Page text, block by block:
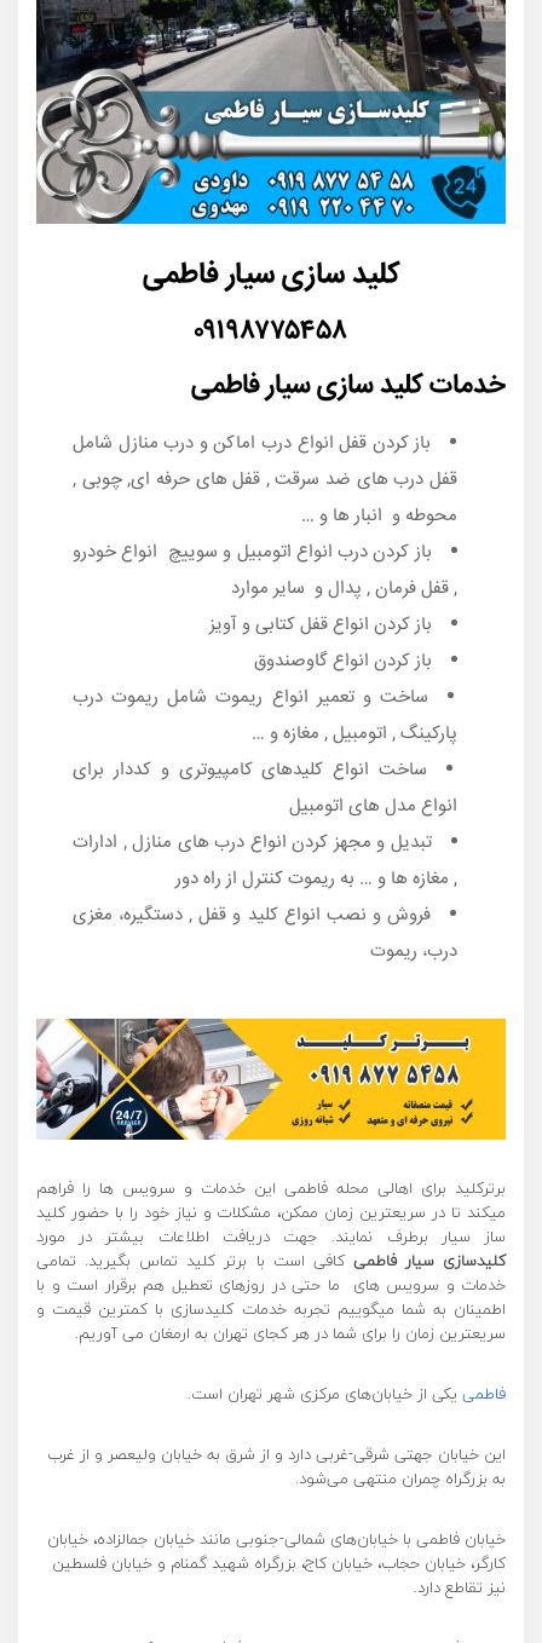
کلید سازی سیار فاطمی
۰۹۱۹۸۷۷۵۴۵۸
خدمات کلید سازی سیار فاطمی
باز کردن قفل انواع درب اماکن و درب منازل شامل
قفل درب های ضد سرقت , قفل های حرفه ای, چوبی ,
محوطه و انبار ها و …
باز کردن درب انواع اتومبیل و سوییچ انواع خودرو
, قفل فرمان , پدال و سایر موارد
باز کردن انواع قفل کتابی و آویز
باز کردن انواع گاوصندوق
ساخت و تعمیر انواع ریموت شامل ریموت درب
پارکینگ , اتومبیل , مغازه و …
ساخت انواع کلیدهای کامپیوتری و کددار برای
انواع مدل های اتومبیل
تبدیل و مجهز کردن انواع درب های منازل , ادارات
, مغازه ها و … به ریموت کنترل از راه دور
فروش و نصب انواع کلید و قفل , دستگیره، مغزی
درب، ریموت
برترکلید برای اهالی محله فاطمی این خدمات و سرویس ها را فراهم
میکند تا در سریعترین زمان ممکن، مشکلات و نیاز خود را با حضور کلید
ساز سیار برطرف نمایند. جهت دریافت اطلاعات بیشتر در مورد
کلیدسازیسیار فاطمی کافی است با برتر کلید تماس بگیرید. تمامی
خدمات و سرویس های ما حتی در روزهای تعطیل هم برقرار است و با
اطمینان به شما میگوییم تجربه خدمات کلیدسازی با کمترین قیمت و
سریعترین زمان را برای شما در هر کجای تهران به ارمغان می آوریم.
فاطمی یکی از خیابان‌های مرکزی شهر تهران است.
این خیابان جهتی شرقی-غربی دارد و از شرق به خیابان ولیعصر و از غرب
به بزرگراه چمران منتهی می‌شود.
خیابان فاطمی با خیابان‌های شمالی-جنوبی مانند خیابان جمالزاده، خیابان
کارگر، خیابان حجاب، خیابان کاج، بزرگراه شهید گمنام و خیابان فلسطین
نیز تقاطع دارد.